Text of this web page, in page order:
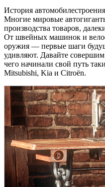
История
Многие мировые
производства товаров,
От швейных машинок и
оружия — первые шаги
удивляют. Давайте
чего начинали свой путь
Mitsubishi, Kia и Citroën.